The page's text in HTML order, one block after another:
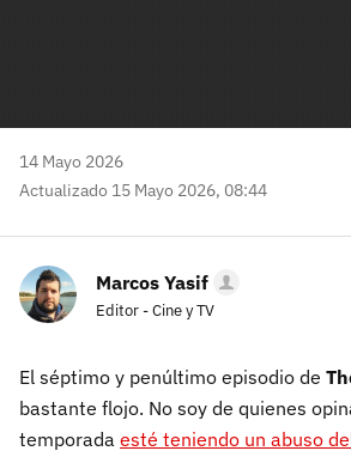
14 Mayo 2026
Actualizado 15 Mayo 2026, 08:44
Marcos Yasif
Editor - Cine y TV
El séptimo y penúltimo episodio de
bastante flojo. No soy de quienes
temporada esté teniendo un abuso